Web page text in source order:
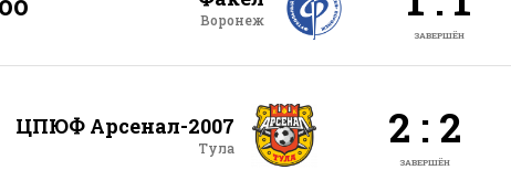
Воронеж
ЗАВЕРШЁН
ЦПЮФ Арсенал-2007
Тула 2 : 2
ЗАВЕРШЁН